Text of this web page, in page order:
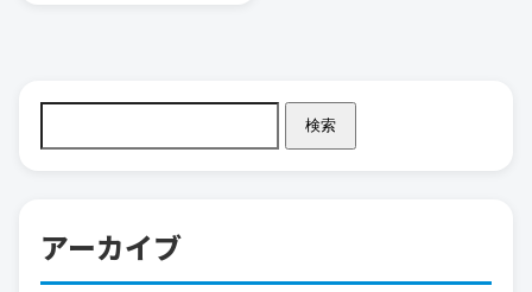
検索
アーカイブ